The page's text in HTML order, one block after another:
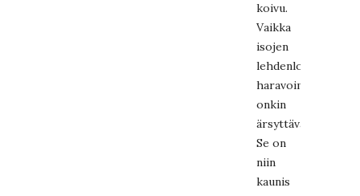
koivu.
Vaikka
isojen
lehdenloppanoiden
haravoiminen
onkin
ärsyttävää.
Se on
niin
kaunis